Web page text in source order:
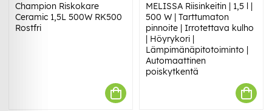
Champion Riskokare
Ceramic 1,5L 500W RK500
Rostfri
MELISSA Riisinkeitin | 1,5 l |
500 W | Tarttumaton
pinnoite | Irrotettava kulho
| Höyrykori |
Lämpimänäpitotoiminto |
Automaattinen
poiskytkentä